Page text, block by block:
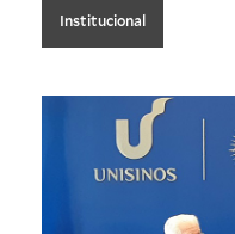
Institucional